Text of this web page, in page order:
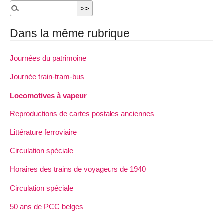
Dans la même rubrique
Journées du patrimoine
Journée train-tram-bus
Locomotives à vapeur
Reproductions de cartes postales anciennes
Littérature ferroviaire
Circulation spéciale
Horaires des trains de voyageurs de 1940
Circulation spéciale
50 ans de PCC belges